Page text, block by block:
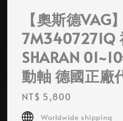
【奧斯德VAG】
7M3407271Q
SHARAN
動軸 德國正廠
Regular
price
NT$ 5,800
Worldwide shipping